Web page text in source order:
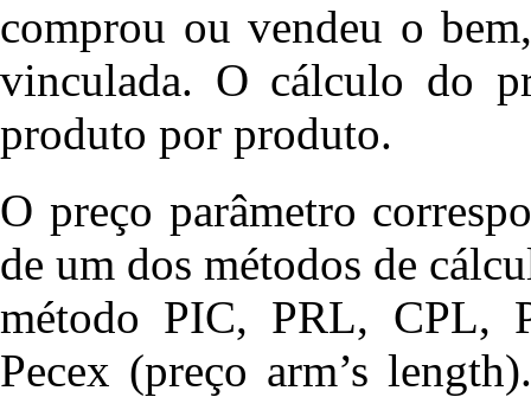
comprou ou vendeu o
vinculada. O cálculo do
produto por produto.
O preço parâmetro
de um dos métodos de
método PIC, PRL, CPL,
Pecex (preço arm’s